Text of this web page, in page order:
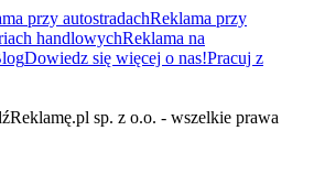
przy autostradachReklama przy
handlowychReklama na
Dowiedz się więcej o nas!Pracuj z
sp. z o.o. - wszelkie prawa